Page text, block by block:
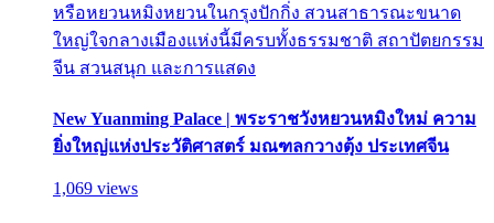
หรือหยวนหมิงหยวนในกรุงปักกิ่ง สวนสาธารณะขนาด
ใหญ่ใจกลางเมืองแห่งนี้มีครบทั้งธรรมชาติ สถาปัตยกรรม
จีน สวนสนุก และการแสดง
New Yuanming Palace | พระราชวังหยวนหมิงใหม่ ความ
ยิ่งใหญ่แห่งประวัติศาสตร์ มณฑลกวางตุ้ง ประเทศจีน
1,069 views